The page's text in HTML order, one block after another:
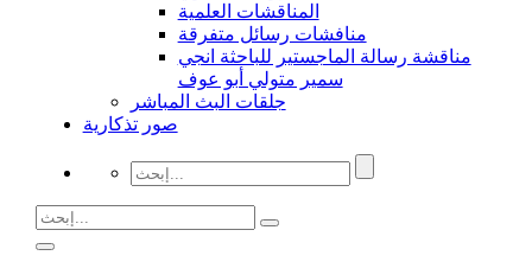
المناقشات العلمية
منافشات رسائل متفرقة
مناقشة رسالة الماجستير للباحثة انجي
سمير متولي أبو عوف
جلقات البث المباشر
صور تذكارية